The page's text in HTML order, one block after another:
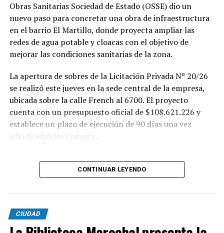
Obras Sanitarias Sociedad de Estado (OSSE) dio un
nuevo paso para concretar una obra de infraestructura
en el barrio El Martillo, donde proyecta ampliar las
redes de agua potable y cloacas con el objetivo de
mejorar las condiciones sanitarias de la zona.
La apertura de sobres de la Licitación Privada Nº 20/26
se realizó este jueves en la sede central de la empresa,
ubicada sobre la calle French al 6700. El proyecto
cuenta con un presupuesto oficial de $108.621.226 y
establece un plazo de ejecución de 90 días una vez
adjudicados los trabajos.
Según se informó, las tareas previstas para la red de
agua potable incluyen la colocación de unos 355 metros
ejecución de 29 conexiones domiciliarias. Los trabajos se
desarrollarán en distintos sectores comprendidos por
las calles Pehuajó, Sicilia, Génova y Génova Bis.
CONTINUAR LEYENDO
CIUDAD